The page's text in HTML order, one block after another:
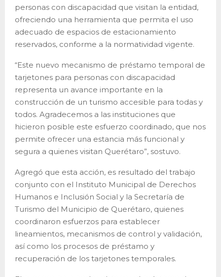
personas con discapacidad que visitan la entidad,
ofreciendo una herramienta que permita el uso
adecuado de espacios de estacionamiento
reservados, conforme a la normatividad vigente.
“Este nuevo mecanismo de préstamo temporal de
tarjetones para personas con discapacidad
representa un avance importante en la
construcción de un turismo accesible para todas y
todos. Agradecemos a las instituciones que
hicieron posible este esfuerzo coordinado, que nos
permite ofrecer una estancia más funcional y
segura a quienes visitan Querétaro”, sostuvo.
Agregó que esta acción, es resultado del trabajo
conjunto con el Instituto Municipal de Derechos
Humanos e Inclusión Social y la Secretaría de
Turismo del Municipio de Querétaro, quienes
coordinaron esfuerzos para establecer
lineamientos, mecanismos de control y validación,
así como los procesos de préstamo y
recuperación de los tarjetones temporales.